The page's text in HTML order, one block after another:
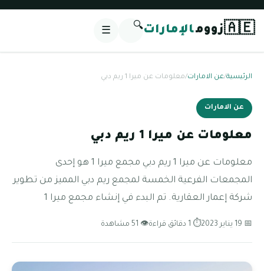
🇦🇪زوومالإمارات🔍
☰
الرئيسية/عن الامارات/معلومات عن ميرا 1 ريم دبي
عن الامارات
معلومات عن ميرا 1 ريم دبي
معلومات عن ميرا 1 ريم دبي مجمع ميرا 1 هو إحدى
المجمعات الفرعية الخمسة لمجمع ريم دبي المميز من تطوير
شركة إعمار العقارية. تم البدء في إنشاء مجمع ميرا 1
📅 19 يناير 2023 ⏱ 1 دقائق قراءة 👁 51 مشاهدة